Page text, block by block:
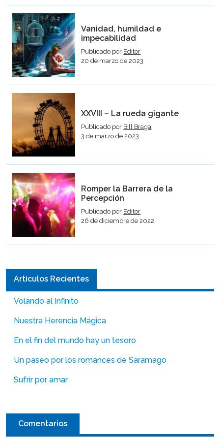
Vanidad, humildad e
impecabilidad
Publicado por Editor
20 de marzo de 2023
XXVIII – La rueda gigante
Publicado por Bill Braga
3 de marzo de 2023
Romper la Barrera de la
Percepción
Publicado por Editor
26 de diciembre de 2022
Artículos Recientes
Volando al Infinito
Nuestra Herencia Mágica
En el fin del mundo hay un tesoro
Un paseo por los romances de Saramago
Sufrir por amar
Comentarios